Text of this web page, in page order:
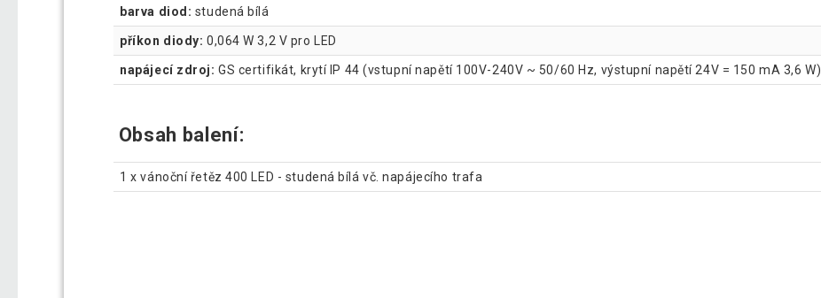
barva diod: studená bílá
příkon diody: 0,064 W 3,2 V pro LED
napájecí zdroj: GS certifikát, krytí IP 44 (vstupní napětí 100V-240V ~ 50/60 Hz, výstupní napětí 24V = 150 mA 3,6 W)
Obsah balení:
1 x vánoční řetěz 400 LED - studená bílá vč. napájecího trafa